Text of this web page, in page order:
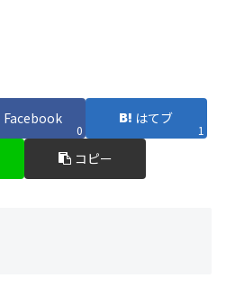
Facebook
0
はてブ
1
コピー